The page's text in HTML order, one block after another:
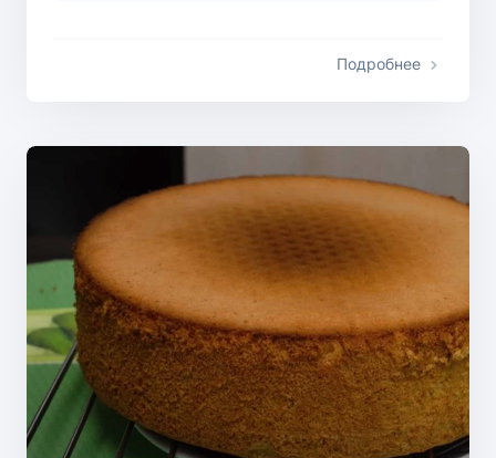
Подробнее